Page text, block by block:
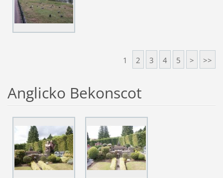
1 2 3 4 5 > >>
Anglicko Bekonscot